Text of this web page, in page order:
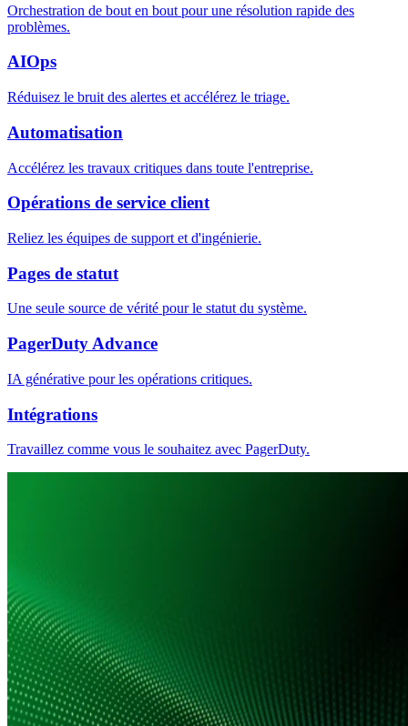
Orchestration de bout en bout pour une résolution rapide des
problèmes.
AIOps
Réduisez le bruit des alertes et accélérez le triage.
Automatisation
Accélérez les travaux critiques dans toute l'entreprise.
Opérations de service client
Reliez les équipes de support et d'ingénierie.
Pages de statut
Une seule source de vérité pour le statut du système.
PagerDuty Advance
IA générative pour les opérations critiques.
Intégrations
Travaillez comme vous le souhaitez avec PagerDuty.